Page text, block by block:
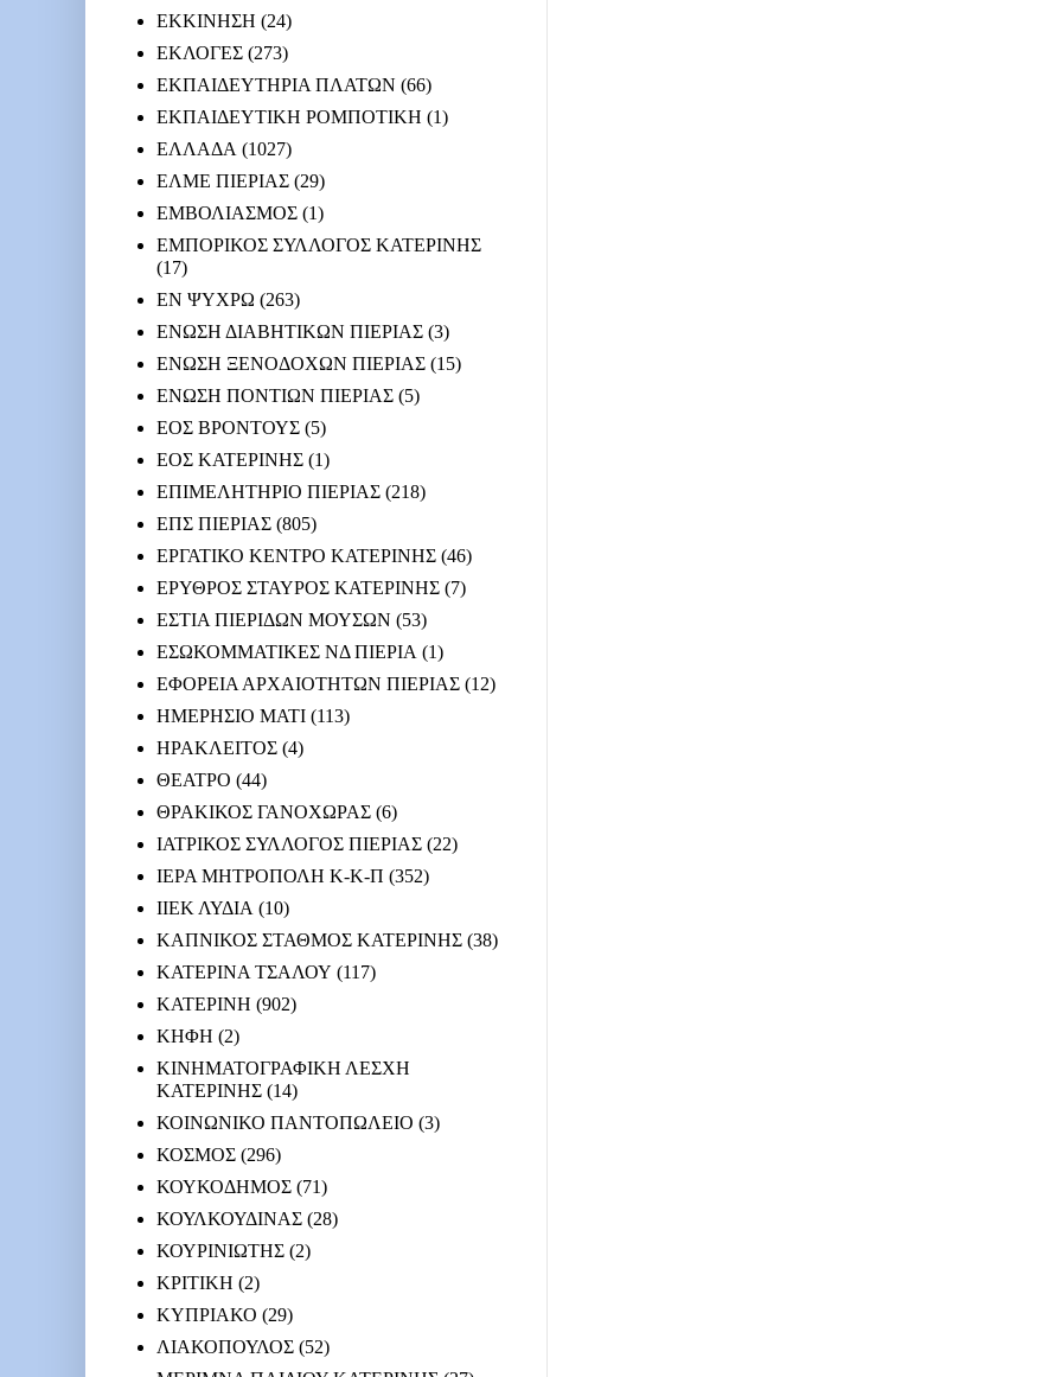
ΕΚΚΙΝΗΣΗ (24)
ΕΚΛΟΓΕΣ (273)
ΕΚΠΑΙΔΕΥΤΗΡΙΑ ΠΛΑΤΩΝ (66)
ΕΚΠΑΙΔΕΥΤΙΚΗ ΡΟΜΠΟΤΙΚΗ (1)
ΕΛΛΑΔΑ (1027)
ΕΛΜΕ ΠΙΕΡΙΑΣ (29)
ΕΜΒΟΛΙΑΣΜΟΣ (1)
ΕΜΠΟΡΙΚΟΣ ΣΥΛΛΟΓΟΣ ΚΑΤΕΡΙΝΗΣ
(17)
ΕΝ ΨΥΧΡΩ (263)
ΕΝΩΣΗ ΔΙΑΒΗΤΙΚΩΝ ΠΙΕΡΙΑΣ (3)
ΕΝΩΣΗ ΞΕΝΟΔΟΧΩΝ ΠΙΕΡΙΑΣ (15)
ΕΝΩΣΗ ΠΟΝΤΙΩΝ ΠΙΕΡΙΑΣ (5)
ΕΟΣ ΒΡΟΝΤΟΥΣ (5)
ΕΟΣ ΚΑΤΕΡΙΝΗΣ (1)
ΕΠΙΜΕΛΗΤΗΡΙΟ ΠΙΕΡΙΑΣ (218)
ΕΠΣ ΠΙΕΡΙΑΣ (805)
ΕΡΓΑΤΙΚΟ ΚΕΝΤΡΟ ΚΑΤΕΡΙΝΗΣ (46)
ΕΡΥΘΡΟΣ ΣΤΑΥΡΟΣ ΚΑΤΕΡΙΝΗΣ (7)
ΕΣΤΙΑ ΠΙΕΡΙΔΩΝ ΜΟΥΣΩΝ (53)
ΕΣΩΚΟΜΜΑΤΙΚΕΣ ΝΔ ΠΙΕΡΙΑ (1)
ΕΦΟΡΕΙΑ ΑΡΧΑΙΟΤΗΤΩΝ ΠΙΕΡΙΑΣ (12)
ΗΜΕΡΗΣΙΟ ΜΑΤΙ (113)
ΗΡΑΚΛΕΙΤΟΣ (4)
ΘΕΑΤΡΟ (44)
ΘΡΑΚΙΚΟΣ ΓΑΝΟΧΩΡΑΣ (6)
ΙΑΤΡΙΚΟΣ ΣΥΛΛΟΓΟΣ ΠΙΕΡΙΑΣ (22)
ΙΕΡΑ ΜΗΤΡΟΠΟΛΗ Κ-Κ-Π (352)
ΙΙΕΚ ΛΥΔΙΑ (10)
ΚΑΠΝΙΚΟΣ ΣΤΑΘΜΟΣ ΚΑΤΕΡΙΝΗΣ (38)
ΚΑΤΕΡΙΝΑ ΤΣΑΛΟΥ (117)
ΚΑΤΕΡΙΝΗ (902)
ΚΗΦΗ (2)
ΚΙΝΗΜΑΤΟΓΡΑΦΙΚΗ ΛΕΣΧΗ
ΚΑΤΕΡΙΝΗΣ (14)
ΚΟΙΝΩΝΙΚΟ ΠΑΝΤΟΠΩΛΕΙΟ (3)
ΚΟΣΜΟΣ (296)
ΚΟΥΚΟΔΗΜΟΣ (71)
ΚΟΥΛΚΟΥΔΙΝΑΣ (28)
ΚΟΥΡΙΝΙΩΤΗΣ (2)
ΚΡΙΤΙΚΗ (2)
ΚΥΠΡΙΑΚΟ (29)
ΛΙΑΚΟΠΟΥΛΟΣ (52)